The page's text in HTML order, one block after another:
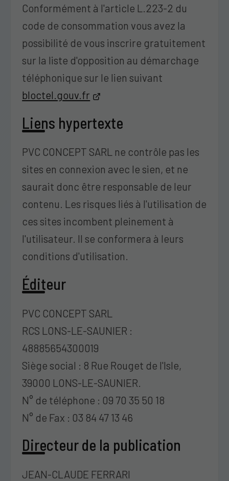
Conformément à l'article L.223-2 du
code de consommation vous avez la
possibilité de vous inscrire gratuitement
sur la liste d'opposition au démarchage
téléphonique sur le lien suivant
bloctel.gouv.fr
Liens hypertexte
PVC CONCEPT SARL ne contrôle pas les
sites en connexion avec le sien, et ne
saurait donc être responsable de leur
contenu. Les risques liés à l'utilisation de
ces sites incombent pleinement à
l'utilisateur. Il se conformera à leurs
conditions d'utilisation.
Éditeur
PVC CONCEPT SARL
RCS LONS-LE-SAUNIER :
48885654300019
Siège social : 8 Rue Rouget de l'Isle,
39000 LONS-LE-SAUNIER.
N° de téléphone : 09 70 35 50 18
N° de Fax : 03 84 47 13 46
Directeur de la publication
JEAN-CLAUDE FERRARI